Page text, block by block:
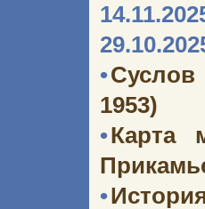
•
1953)
•Карта
•